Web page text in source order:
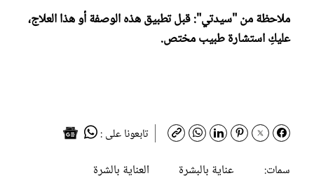
ملاحظة من "سيدتي": قبل تطبيق هذه الوصفة أو هذا العلاج،
عليكِ استشارة طبيب مختص.
تابعونا على :
سمات:
عناية بالبشرة
العناية بالشرة